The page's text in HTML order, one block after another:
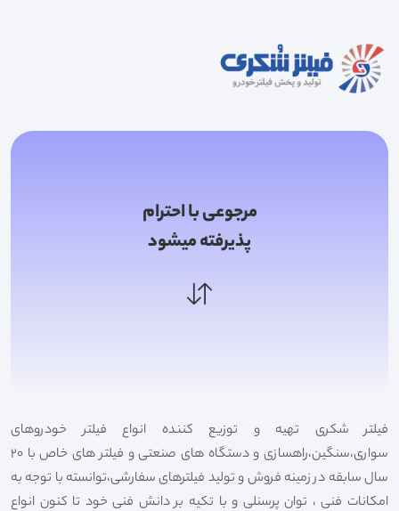
مرجوعی با احترام
پذیرفته میشود
فیلتر شکری تهیه و توزیع کننده انواع فیلتر خودروهای
سواری،سنگین،راهسازی و دستگاه های صنعتی و فیلتر های خاص با 20
سال سابقه در زمینه فروش و تولید فیلترهای سفارشی،توانسته با توجه به
امکانات فنی ، توان پرسنلی و با تکیه بر دانش فنی خود تا کنون انواع